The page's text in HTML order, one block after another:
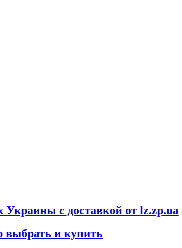
Украины с доставкой от lz.zp.ua
выбрать и купить